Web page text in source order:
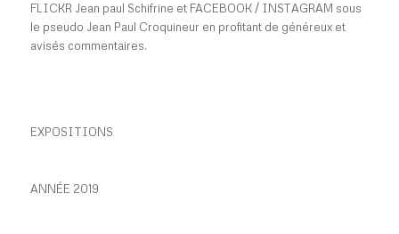
FLICKR Jean paul Schifrine et FACEBOOK / INSTAGRAM sous
le pseudo Jean Paul Croquineur en profitant de généreux et
avisés commentaires.
EXPOSITIONS
ANNÉE 2019